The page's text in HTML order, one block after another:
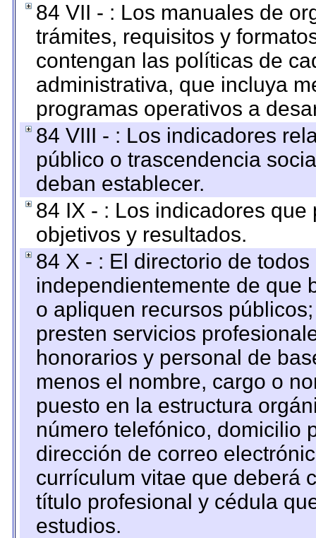
84 VII - : Los manuales de
trámites, requisitos y
contengan las políticas de
administrativa, que incluya
programas operativos a
84 VIII - : Los indicadores
público o trascendencia
deban establecer.
84 IX - : Los indicadores
objetivos y resultados.
84 X - : El directorio de
independientemente de que
o apliquen recursos
presten servicios
honorarios y personal de
menos el nombre, cargo o
puesto en la estructura
número telefónico, domicilio
dirección de correo
currículum vitae que deberá
título profesional y cédula
estudios.